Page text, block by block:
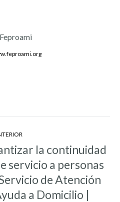
Feproami
Entrada
anterior:
la continuidad
servicio a personas
de Atención
a Domicilio |